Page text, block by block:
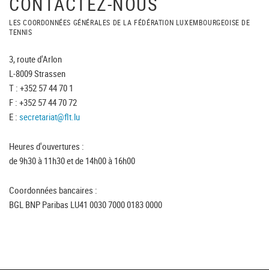
LES COORDONNÉES GÉNÉRALES DE LA FÉDÉRATION LUXEMBOURGEOISE DE
TENNIS
3, route d'Arlon
L-8009 Strassen
T : +352 57 44 70 1
F : +352 57 44 70 72
E : secretariat@flt.lu
Heures d'ouvertures :
de 9h30 à 11h30 et de 14h00 à 16h00
Coordonnées bancaires :
BGL BNP Paribas LU41 0030 7000 0183 0000